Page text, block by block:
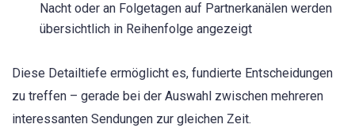
Nacht oder an Folgetagen auf Partnerkanälen werden
übersichtlich in Reihenfolge angezeigt
Diese Detailtiefe ermöglicht es, fundierte Entscheidungen
zu treffen – gerade bei der Auswahl zwischen mehreren
interessanten Sendungen zur gleichen Zeit.